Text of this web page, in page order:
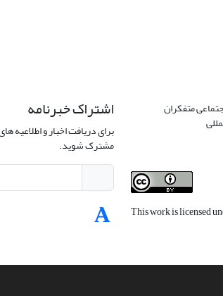
متفکران
This work is licensed
اشتراک خبرنامه
برای دریافت اخبار و اطلاعیه
مشترک شوید.